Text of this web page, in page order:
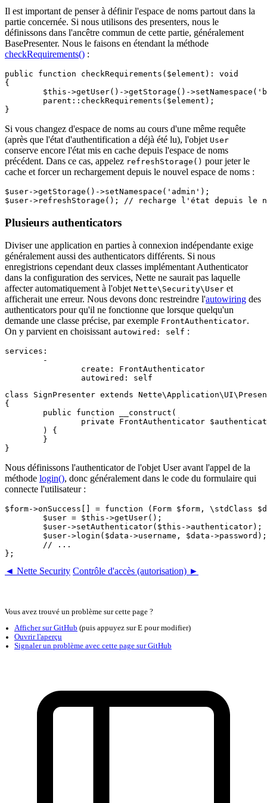
Il est important de penser à définir l'espace de noms partout dans la
partie concernée. Si nous utilisons des presenters, nous le
définissons dans l'ancêtre commun de cette partie, généralement
BasePresenter. Nous le faisons en étendant la méthode
checkRequirements() :
public function checkRequirements($element): void
{
Si vous changez d'espace de noms au cours d'une même requête
(après que l'état d'authentification a déjà été lu), l'objet User
conserve encore l'état mis en cache depuis l'espace de noms
précédent. Dans ce cas, appelez refreshStorage() pour jeter le
cache et forcer un rechargement depuis le nouvel espace de noms :
$user->getStorage()->setNamespace('admin');
Plusieurs authenticators
Diviser une application en parties à connexion indépendante exige
généralement aussi des authenticators différents. Si nous
enregistrions cependant deux classes implémentant Authenticator
dans la configuration des services, Nette ne saurait pas laquelle
affecter automatiquement à l'objet Nette\Security\User et
afficherait une erreur. Nous devons donc restreindre l'autowiring des
authenticators pour qu'il ne fonctionne que lorsque quelqu'un
demande une classe précise, par exemple FrontAuthenticator.
On y parvient en choisissant autowired: self :
services:
class SignPresenter extends
{
Nous définissons l'authenticator de l'objet User avant l'appel de la
méthode login(), donc généralement dans le code du formulaire qui
connecte l'utilisateur :
$form->onSuccess[] = function (Form $form, \stdClass
◄ Nette Security Contrôle d'accès (autorisation) ►